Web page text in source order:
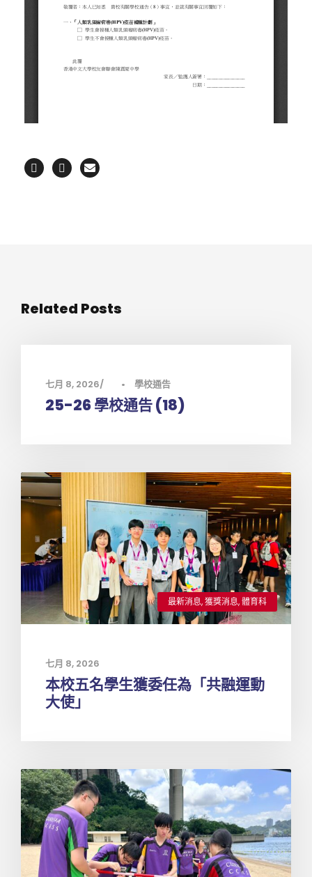
Related Posts
七月 8, 2026 • 學校通告
25-26 學校通告 (18)
最新消息,獲獎消息,體育科
七月 8, 2026
本校五名學生獲委任為「共融運動
大使」